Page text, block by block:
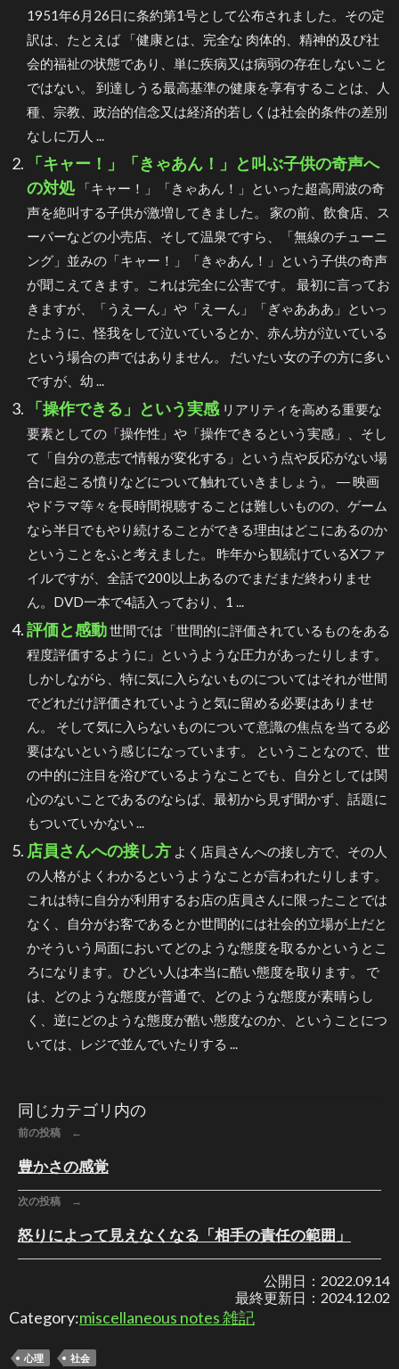
1951年6月26日に条約第1号として公布されました。その定
訳は、たとえば 「健康とは、完全な 肉体的、精神的及び社
会的福祉の状態であり、単に疾病又は病弱の存在しないこと
ではない。 到達しうる最高基準の健康を享有することは、人
種、宗教、政治的信念又は経済的若しくは社会的条件の差別
なしに万人 ...
「キャー！」「きゃあん！」と叫ぶ子供の奇声へ
の対処
「キャー！」「きゃあん！」といった超高周波の奇
声を絶叫する子供が激増してきました。 家の前、飲食店、ス
ーパーなどの小売店、そして温泉ですら、「無線のチューニ
ング」並みの「キャー！」「きゃあん！」という子供の奇声
が聞こえてきます。これは完全に公害です。 最初に言ってお
きますが、「うえーん」や「えーん」「ぎゃあああ」といっ
たように、怪我をして泣いているとか、赤ん坊が泣いている
という場合の声ではありません。 だいたい女の子の方に多い
ですが、幼 ...
「操作できる」という実感 リアリティを高める重要な
要素としての「操作性」や「操作できるという実感」、そし
て「自分の意志で情報が変化する」という点や反応がない場
合に起こる憤りなどについて触れていきましょう。 ― 映画
やドラマ等々を長時間視聴することは難しいものの、ゲーム
なら半日でもやり続けることができる理由はどこにあるのか
ということをふと考えました。 昨年から観続けているXファ
イルですが、全話で200以上あるのでまだまだ終わりませ
ん。DVD一本で4話入っており、1 ...
評価と感動世間では「世間的に評価されているものをある
程度評価するように」というような圧力があったりします。
しかしながら、特に気に入らないものについてはそれが世間
でどれだけ評価されていようと気に留める必要はありませ
ん。 そして気に入らないものについて意識の焦点を当てる必
要はないという感じになっています。 ということなので、世
の中的に注目を浴びているようなことでも、自分としては関
心のないことであるのならば、最初から見ず聞かず、話題に
もついていかない ...
店員さんへの接し方 よく店員さんへの接し方で、その人
の人格がよくわかるというようなことが言われたりします。
これは特に自分が利用するお店の店員さんに限ったことでは
なく、自分がお客であるとか世間的には社会的立場が上だと
かそういう局面においてどのような態度を取るかというとこ
ろになります。 ひどい人は本当に酷い態度を取ります。 で
は、どのような態度が普通で、どのような態度が素晴らし
く、逆にどのような態度が酷い態度なのか、ということにつ
いては、レジで並んでいたりする ...
同じカテゴリ内の
前の投稿 ←
豊かさの感覚
次の投稿 →
怒りによって見えなくなる「相手の責任の範囲」
公開日： 2022.09.14
最終更新日： 2024.12.02
Category:miscellaneous notes 雑記
心理 社会